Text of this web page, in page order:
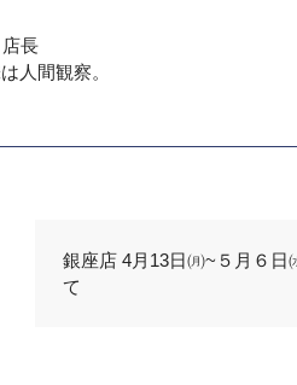
長
人間観察。
銀座店 4月13日㈪~５月６日
て